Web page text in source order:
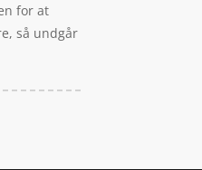
for at
så undgår